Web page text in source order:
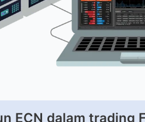
ECN dalam trading